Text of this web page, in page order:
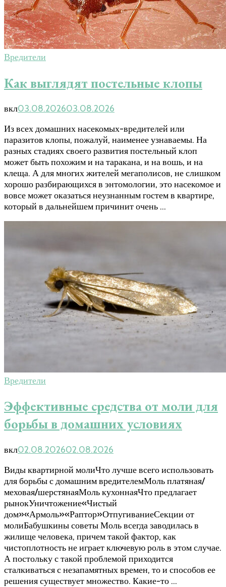
Вредители
Как выглядят постельные клопы
вкл03.08.202603.08.2026
Из всех домашних насекомых-вредителей или
паразитов клопы, пожалуй, наименее узнаваемы. На
разных стадиях своего развития постельный клоп
может быть похожим и на таракана, и на вошь, и на
клеща. А для многих жителей мегаполисов, не слишком
хорошо разбирающихся в энтомологии, это насекомое и
вовсе может оказаться неузнанным гостем в квартире,
который в дальнейшем причинит очень …
Вредители
Эффективные средства от моли для
борьбы в домашних условиях
вкл02.08.202602.08.2026
Виды квартирной молиЧто лучше всего использовать
для борьбы с домашним вредителемМоль платяная/
меховая/шерстянаяМоль кухоннаяЧто предлагает
рынокУничтожение«Чистый
дом»«Армоль»«Раптор»ОтпугиваниеСекции от
молиБабушкины советы Моль всегда заводилась в
жилище человека, причем такой фактор, как
чистоплотность не играет ключевую роль в этом случае.
А постольку с такой проблемой приходится
сталкиваться с незапамятных времен, то и способов ее
решения существует множество. Какие-то …